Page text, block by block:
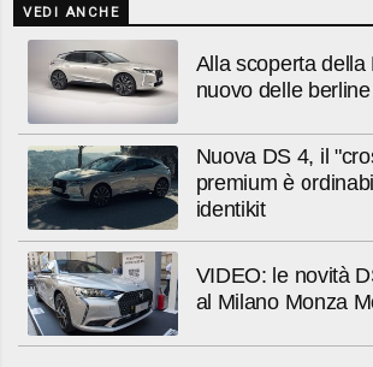
VEDI ANCHE
Alla scoperta della
nuovo delle
Nuova DS 4, il
premium è
identikit
VIDEO: le novità
al Milano Monza